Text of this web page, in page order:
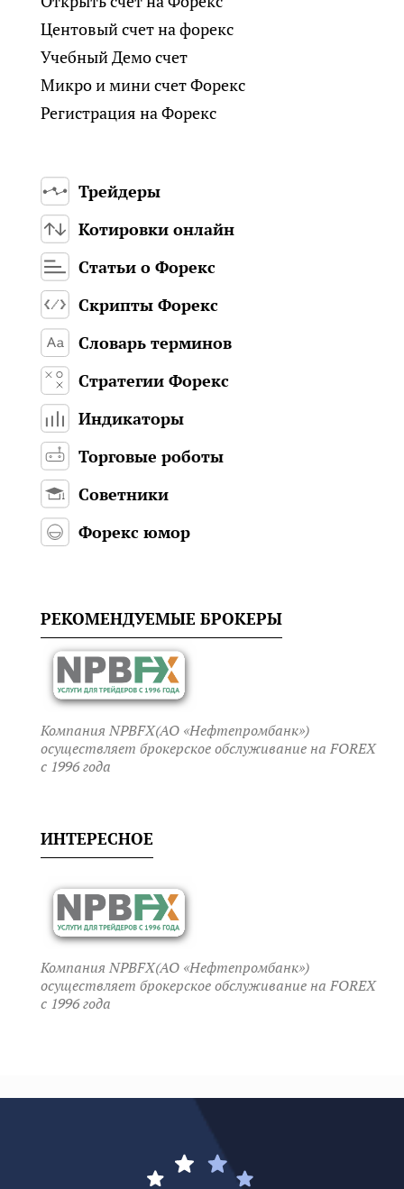
Центовый счет на форекс
Учебный Демо счет
Микро и мини счет Форекс
Регистрация на Форекс
Трейдеры
Котировки онлайн
Статьи о Форекс
Скрипты Форекс
Словарь терминов
Стратегии Форекс
Индикаторы
Торговые роботы
Советники
Форекс юмор
РЕКОМЕНДУЕМЫЕ БРОКЕРЫ
Компания NPBFX(АО «Нефтепромбанк»)
осуществляет брокерское обслуживание на FOREX
c 1996 года
ИНТЕРЕСНОЕ
Компания NPBFX(АО «Нефтепромбанк»)
осуществляет брокерское обслуживание на FOREX
c 1996 года